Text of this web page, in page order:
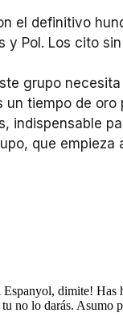
el definitivo
y Pol. Los cito
grupo
un tiempo de
indispensable
que